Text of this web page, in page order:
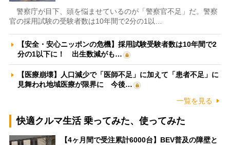
警察庁が目下、頭を悩ませているのが「警察官不足」だ。警察
官の採用試験の受験者数は10年間で2分の1以…
【安全・安心ニッポンの危機】採用試験受験者数は10年間で2
分の1以下に！ 出生数減がも…
【医療崩壊】人口減少で「医師不足」に加えて「患者不足」に
見舞われ地域医療が限界に 今後…
一覧を見る
快適クルマ生活 乗ってみた、使ってみた
【4ヶ月間で受注累計6000台】BEV普及の障壁と